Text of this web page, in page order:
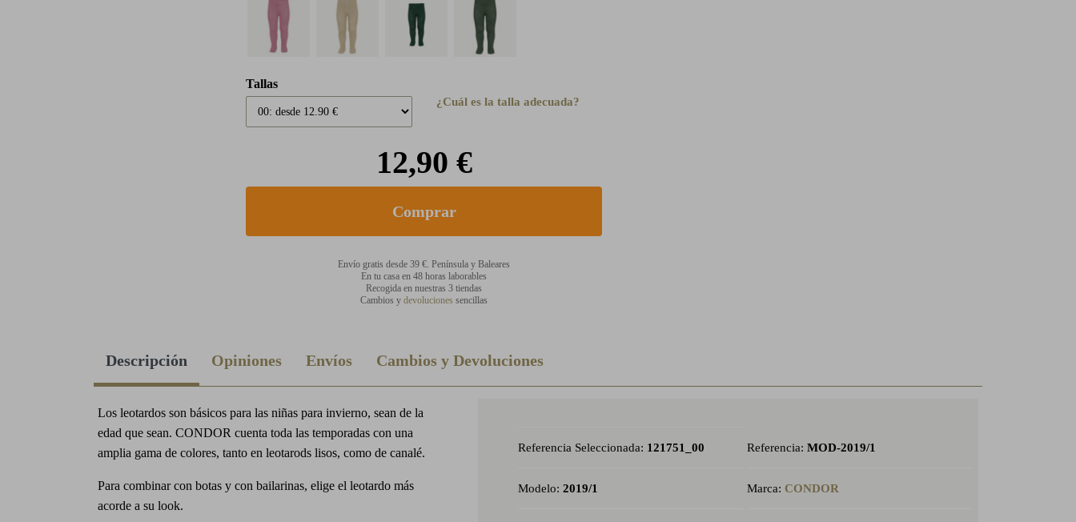
Tallas
¿Cuál es la talla adecuada?
12,90 €
Envío gratis desde 39 €. Península y Baleares
En tu casa en 48 horas laborables
Recogida en nuestras 3 tiendas
Cambios y devoluciones sencillas
Descripción Opiniones Envíos Cambios y Devoluciones
Referencia Seleccionada: 121751_00 Referencia: MOD-2019/1
Modelo: 2019/1 Marca: CONDOR
Los leotardos son básicos para las niñas para invierno, sean de la
edad que sean. CONDOR cuenta toda las temporadas con una
amplia gama de colores, tanto en leotarods lisos, como de canalé.
Para combinar con botas y con bailarinas, elige el leotardo más
acorde a su look.